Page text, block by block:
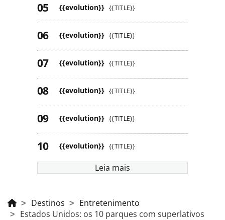
{{evolution}} {{TITLE}}
{{evolution}} {{TITLE}}
{{evolution}} {{TITLE}}
{{evolution}} {{TITLE}}
{{evolution}} {{TITLE}}
{{evolution}} {{TITLE}}
Leia mais
Destinos
Entretenimento
Estados Unidos: os 10 parques com superlativos